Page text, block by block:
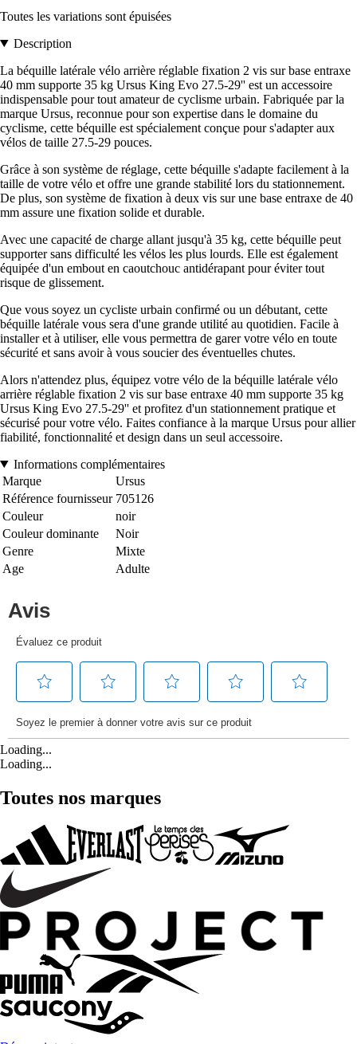
Toutes les variations sont épuisées
Description
La béquille latérale vélo arrière réglable fixation 2 vis sur base entraxe
40 mm supporte 35 kg Ursus King Evo 27.5-29'' est un accessoire
indispensable pour tout amateur de cyclisme urbain. Fabriquée par la
marque Ursus, reconnue pour son expertise dans le domaine du
cyclisme, cette béquille est spécialement conçue pour s'adapter aux
vélos de taille 27.5-29 pouces.
Grâce à son système de réglage, cette béquille s'adapte facilement à la
taille de votre vélo et offre une grande stabilité lors du stationnement.
De plus, son système de fixation à deux vis sur une base entraxe de 40
mm assure une fixation solide et durable.
Avec une capacité de charge allant jusqu'à 35 kg, cette béquille peut
supporter sans difficulté les vélos les plus lourds. Elle est également
équipée d'un embout en caoutchouc antidérapant pour éviter tout
risque de glissement.
Que vous soyez un cycliste urbain confirmé ou un débutant, cette
béquille latérale vous sera d'une grande utilité au quotidien. Facile à
installer et à utiliser, elle vous permettra de garer votre vélo en toute
sécurité et sans avoir à vous soucier des éventuelles chutes.
Alors n'attendez plus, équipez votre vélo de la béquille latérale vélo
arrière réglable fixation 2 vis sur base entraxe 40 mm supporte 35 kg
Ursus King Evo 27.5-29'' et profitez d'un stationnement pratique et
sécurisé pour votre vélo. Faites confiance à la marque Ursus pour allier
fiabilité, fonctionnalité et design dans un seul accessoire.
Informations complémentaires
Marque
Ursus
Référence fournisseur 705126
Couleur
noir
Couleur dominante
Noir
Genre
Mixte
Age
Adulte
Loading...
Loading...
Toutes nos marques